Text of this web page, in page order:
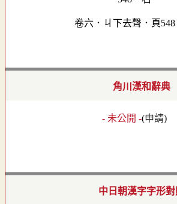
卷六．ㄐ下去聲．頁548
角川漢和辭典
- 未公開 -(申請)
中日朝漢字字形對